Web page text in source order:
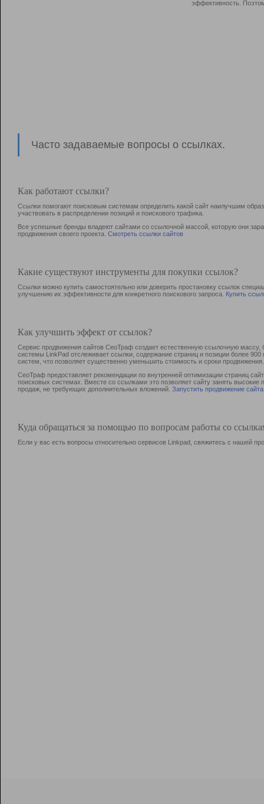
эффективность.
Часто задаваемые вопросы о ссылках.
Как работают ссылки?
Ссылки помогают поисковым системам определить какой сайт наилучшим
участвовать в раcпределении позиций и поискового трафика.
Все успешные бренды владеют сайтами со ссылочной массой, которую они
продвижения своего проекта. Смотреть ссылки сайтов
Какие существуют инструменты для покупки ссылок?
Ссылки можно купить самостоятельно или доверить простановку ссылок
улучшению их эффективности для конкретного поискового запроса. Купить
Как улучшить эффект от ссылок?
Сервис продвижения сайтов СеоТраф создает естественную ссылочную
системы LinkPad отслеживает ссылки, содержание страниц и позиции более
систем, что позволяет существенно уменьшить стоимость и сроки продвижения.
СеоТраф предоставляет рекомендации по внутренней оптимизации страниц
поисковых системах. Вместе со ссылками это позволяет сайту занять
продаж, не требующих дополнительных вложений. Запустить продвижение сайта
Куда обращаться за помощью по вопросам работы со
Если у вас есть вопросы относительно сервисов Linkpad, свяжитесь с нашей